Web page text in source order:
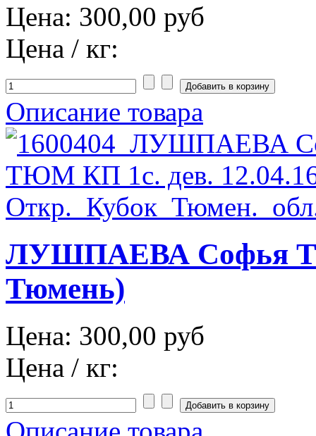
Цена: 300,00 руб
Цена / кг:
Описание товара
ЛУШПАЕВА Софья
Тюмень)
Цена: 300,00 руб
Цена / кг: